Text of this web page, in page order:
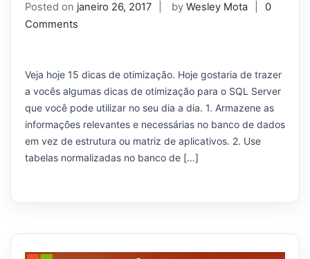
Posted on janeiro 26, 2017 by Wesley Mota
0
Comments
Veja hoje 15 dicas de otimização. Hoje gostaria de trazer
a vocês algumas dicas de otimização para o SQL Server
que você pode utilizar no seu dia a dia. 1. Armazene as
informações relevantes e necessárias no banco de dados
em vez de estrutura ou matriz de aplicativos. 2. Use
tabelas normalizadas no banco de […]